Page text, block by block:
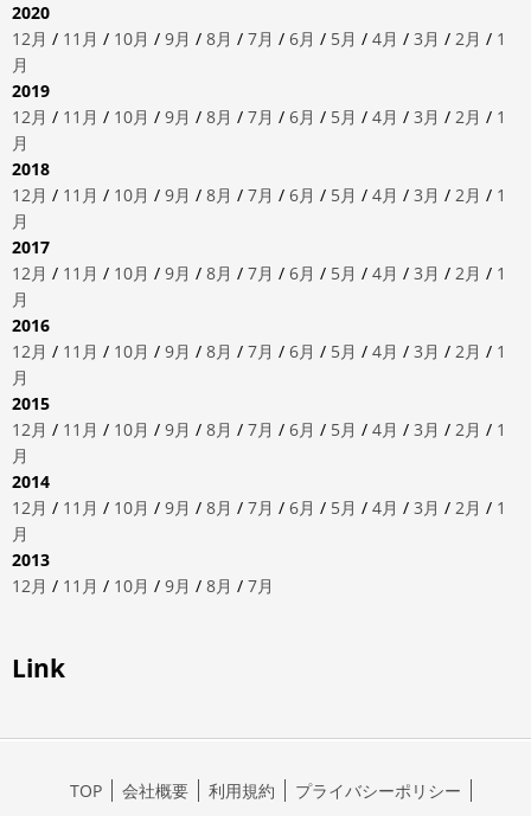
2020
12月 / 11月 / 10月 / 9月 / 8月 / 7月 / 6月 / 5月 / 4月 / 3月 / 2月 / 1
月
2019
12月 / 11月 / 10月 / 9月 / 8月 / 7月 / 6月 / 5月 / 4月 / 3月 / 2月 / 1
月
2018
12月 / 11月 / 10月 / 9月 / 8月 / 7月 / 6月 / 5月 / 4月 / 3月 / 2月 / 1
月
2017
12月 / 11月 / 10月 / 9月 / 8月 / 7月 / 6月 / 5月 / 4月 / 3月 / 2月 / 1
月
2016
12月 / 11月 / 10月 / 9月 / 8月 / 7月 / 6月 / 5月 / 4月 / 3月 / 2月 / 1
月
2015
12月 / 11月 / 10月 / 9月 / 8月 / 7月 / 6月 / 5月 / 4月 / 3月 / 2月 / 1
月
2014
12月 / 11月 / 10月 / 9月 / 8月 / 7月 / 6月 / 5月 / 4月 / 3月 / 2月 / 1
月
2013
12月 / 11月 / 10月 / 9月 / 8月 / 7月
Link
TOP 会社概要 利用規約 プライバシーポリシー